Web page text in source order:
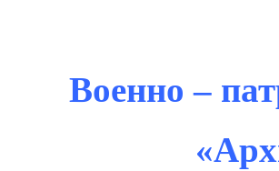
Военно –